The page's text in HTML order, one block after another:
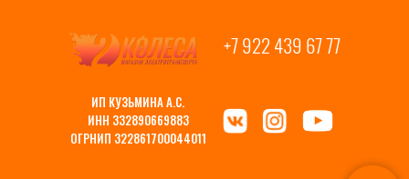
+7 922 439 67 77
ИП КУЗЬМИНА А.С.
ИНН 332890669883
ОГРНИП 322861700044011